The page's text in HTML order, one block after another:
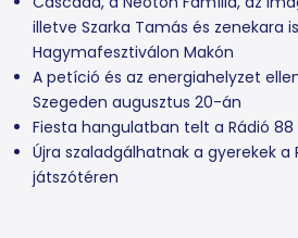
illetve Szarka Tamás és zenekara
Hagymafesztiválon Makón
A petíció és az energiahelyzet
Szegeden augusztus 20-án
Fiesta hangulatban telt a Rádió
Újra szaladgálhatnak a gyerekek a
játszótéren